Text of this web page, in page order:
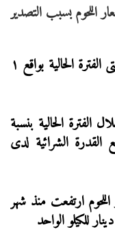
اسعار اللحوم ارتفعت منذ شهر رمضان وحتى الفترة الحالية بواقع ١
الفترة الحالية بنسبة
القدرة الشرائية لدى
ارتفعت منذ شهر